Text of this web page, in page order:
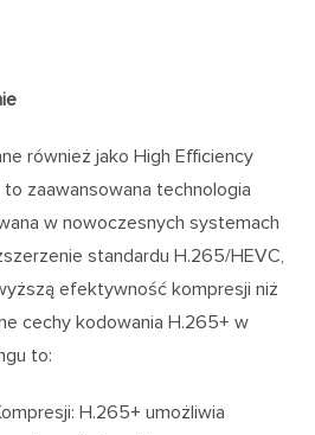
również jako High Efficiency
zaawansowana technologia
w nowoczesnych systemach
standardu H.265/HEVC,
efektywność kompresji niż
cechy kodowania H.265+ w
to:
H.265+ umożliwia